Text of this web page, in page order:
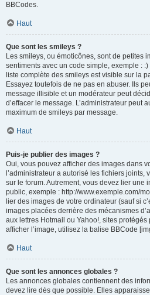
BBCodes.
Haut
Que sont les smileys ?
Les smileys, ou émoticônes, sont de petites
sentiments avec un code simple, exemple :
liste complète des smileys est visible sur la
Essayez toutefois de ne pas en abuser. Ils
message illisible et un modérateur peut
d’effacer le message. L’administrateur peut
maximum de smileys par message.
Haut
Puis-je publier des images ?
Oui, vous pouvez afficher des images dans
l’administrateur a autorisé les fichiers joints,
sur le forum. Autrement, vous devez lier une
public, exemple : http://www.exemple.com/
lier des images de votre ordinateur (sauf si
images placées derrière des mécanismes
aux lettres Hotmail ou Yahoo!, sites
afficher l’image, utilisez la balise BBCode
Haut
Que sont les annonces globales ?
Les annonces globales contiennent des
devez lire dès que possible. Elles